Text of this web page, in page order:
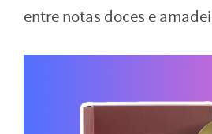
entre notas doces e